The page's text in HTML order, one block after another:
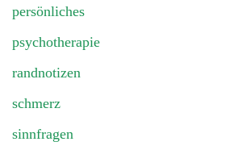
persönliches
psychotherapie
randnotizen
schmerz
sinnfragen